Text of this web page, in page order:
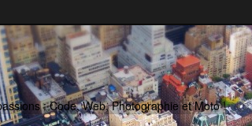
: Code, Web, Photographie et Moto !